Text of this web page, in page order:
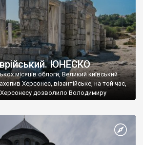
ЮНЕСКО
місяців облоги, Великий київський
Херсонес, візантійське, на той час,
дозволило Володимиру
візантійському імператору Василю ІІ, та
язичник, став Василем-християнином.
Русі. На честь Херсонесу Таврійського